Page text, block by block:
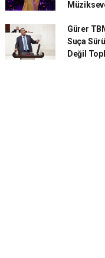
Gürer
Suça
Değil